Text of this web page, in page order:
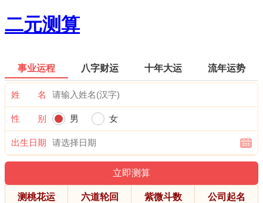
二元测算
事业运程 八字财运 十年大运 流年运势
姓 名
性 别 男 女
出生日期
测桃花运 六道轮回 紫微斗数 公司起名